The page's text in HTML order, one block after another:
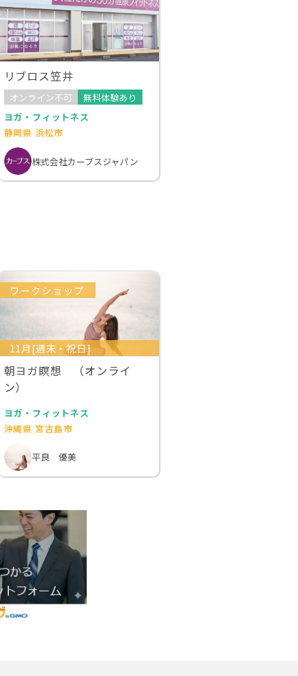
リブロス笠井
オンライン不可
無料体験あり
ヨガ・フィットネス
静岡県 浜松市
株式会社カーブスジャパン
ワークショップ
11月[週末・祝日]
朝ヨガ瞑想 （オンライ
ン）
ヨガ・フィットネス
沖縄県 宮古島市
平良 優美